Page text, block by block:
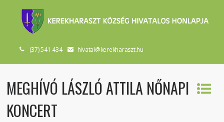
(37) 541 434 hivatal@kerekharaszt.hu
MEGHÍVÓ LÁSZLÓ ATTILA NŐNAPI
KONCERT